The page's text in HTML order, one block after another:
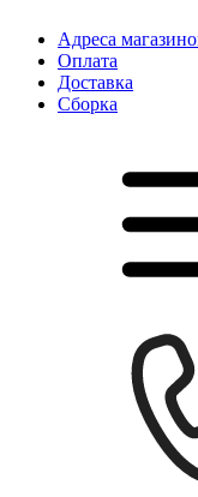
Адреса
Оплата
Доставка
Сборка